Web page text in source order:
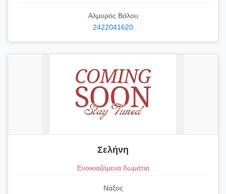
Αλμυρός Βόλου
2422041620
Σελήνη
Ενοικιαζόμενα δωμάτια
Νάξος